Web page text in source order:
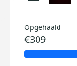
Opgehaald
€309